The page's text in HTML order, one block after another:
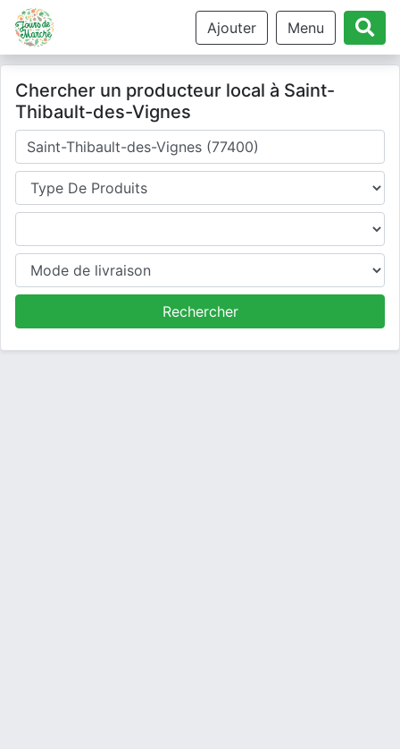
Ajouter Menu
Chercher un producteur local à Saint-
Thibault-des-Vignes
Où cherchez-vous un producteur ?
Type de produits
Produits
Mode de livraison
Rechercher